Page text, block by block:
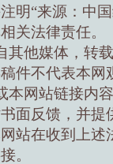
明“来源：中
关法律责任。
其他媒体，转
件不代表本网
本网站链接内
面反馈，并提
站在收到上述
。